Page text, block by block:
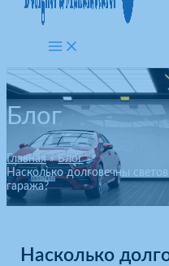
Блог
Главная
Блог
Насколько долговечны
гаража?
Насколько